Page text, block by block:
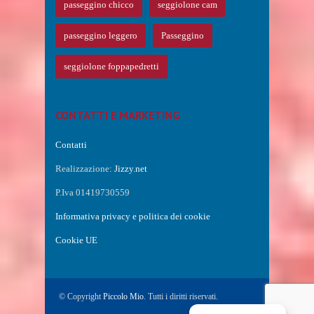
passeggino chicco seggiolone cam
passeggino leggero Passeggino
seggiolone foppapedretti
CONTATTI E MARKETING
Contatti
Realizzazione: Jizzy.net
P.Iva 01419730559
Informativa privacy e politica dei cookie
Cookie UE
© CopyrightPiccolo Mio. Tutti i diritti riservati.